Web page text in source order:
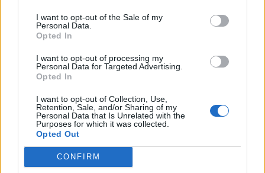
I want to opt-out of the Sale of my
Personal Data.
Opted In
I want to opt-out of processing my
Personal Data for Targeted Advertising.
Opted In
I want to opt-out of Collection, Use,
Retention, Sale, and/or Sharing of my
Personal Data that Is Unrelated with the
Purposes for which it was collected.
Opted Out
CONFIRM
Απαραίτητη η τήρηση του θεσμικού
πλαισίου για οποιαδήποτε